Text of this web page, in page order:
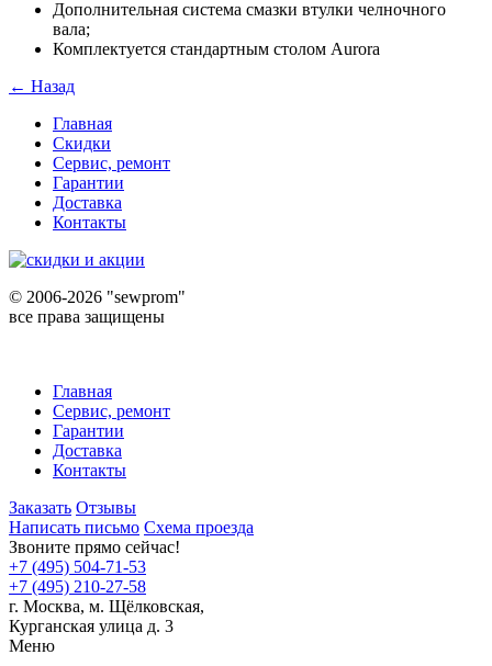
Дополнительная система смазки втулки челночного
вала;
Комплектуется стандартным столом Aurora
← Назад
Главная
Скидки
Сервис, ремонт
Гарантии
Доставка
Контакты
© 2006-2026 "sewprom"
все права защищены
Главная
Сервис, ремонт
Гарантии
Доставка
Контакты
Заказать Отзывы
Написать письмо Схема проезда
Звоните прямо сейчас!
+7 (495) 504-71-53
+7 (495) 210-27-58
г. Москва, м. Щёлковская,
Курганская улица д. 3
Меню